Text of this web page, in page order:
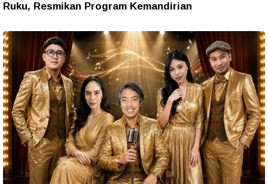
Ruku, Resmikan Program Kemandirian